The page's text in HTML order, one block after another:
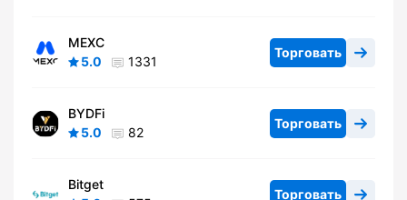
MEXC
5.0
1331
Торговать
BYDFi
5.0
82
Торговать
Bitget
Торговать